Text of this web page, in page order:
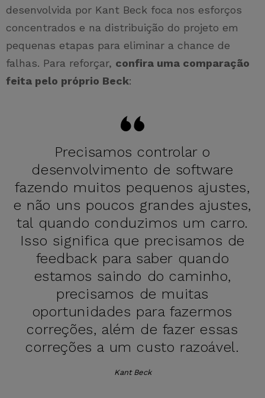
desenvolvida por Kant Beck foca nos esforços
concentrados e na distribuição do projeto em
pequenas etapas para eliminar a chance de
falhas. Para reforçar, confira uma comparação
feita pelo próprio Beck:
Precisamos controlar o
desenvolvimento de software
fazendo muitos pequenos ajustes,
e não uns poucos grandes ajustes,
tal quando conduzimos um carro.
Isso significa que precisamos de
feedback para saber quando
estamos saindo do caminho,
precisamos de muitas
oportunidades para fazermos
correções, além de fazer essas
correções a um custo razoável.
Kant Beck